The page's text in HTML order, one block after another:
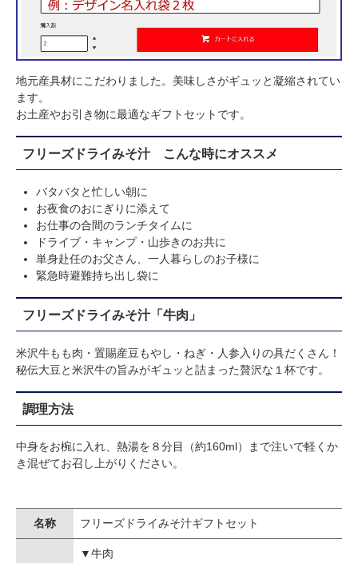
地元産具材にこだわりました。美味しさがギュッと凝縮されてい
ます。
お土産やお引き物に最適なギフトセットです。
フリーズドライみそ汁 こんな時にオススメ
バタバタと忙しい朝に
お夜食のおにぎりに添えて
お仕事の合間のランチタイムに
ドライブ・キャンプ・山歩きのお共に
単身赴任のお父さん、一人暮らしのお子様に
緊急時避難持ち出し袋に
フリーズドライみそ汁「牛肉」
米沢牛もも肉・置賜産豆もやし・ねぎ・人参入りの具だくさん！
秘伝大豆と米沢牛の旨みがギュッと詰まった贅沢な１杯です。
調理方法
中身をお椀に入れ、熱湯を８分目（約160ml）まで注いで軽くか
き混ぜてお召し上がりください。
名称 フリーズドライみそ汁ギフトセット
▼牛肉